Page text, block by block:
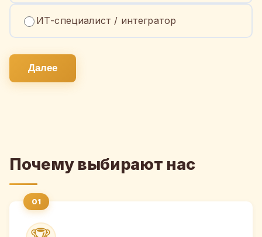
ИТ-специалист / интегратор
Далее
Почему выбирают нас